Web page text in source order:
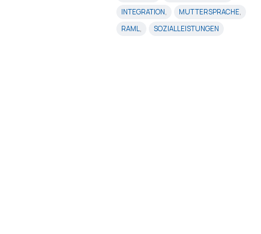
INTEGRATION, MUTTERSPRACHE,
RAML, SOZIALLEISTUNGEN